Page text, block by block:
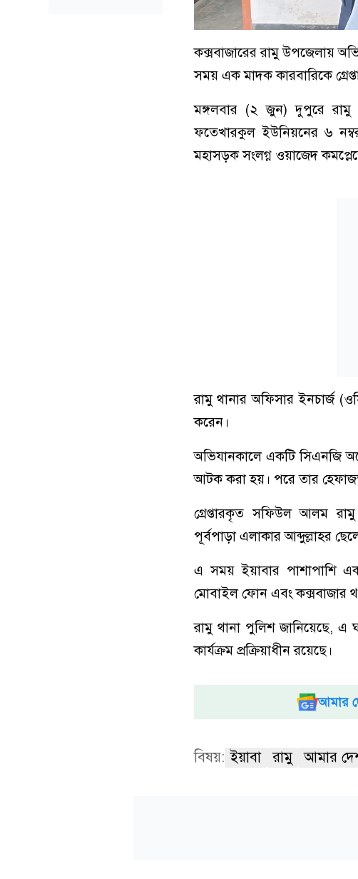
কক্সবাজারের রামু উপজেলায়
সময় এক মাদক কারবারিকে
মঙ্গলবার (২ জুন) দুপুরে রামু
ফতেখারকুল ইউনিয়নের ৬ নম্বর
মহাসড়ক সংলগ্ন ওয়াজেদ
রামু থানার অফিসার ইনচার্জ
করেন।
অভিযানকালে একটি সিএনজি
আটক করা হয়। পরে তার
গ্রেপ্তারকৃত সফিউল আলম রামু
পূর্বপাড়া এলাকার আব্দুল্লাহর
এ সময় ইয়াবার পাশাপাশি
মোবাইল ফোন এবং কক্সবাজার
রামু থানা পুলিশ জানিয়েছে, এ
কার্যক্রম প্রক্রিয়াধীন রয়েছে।
আমার
বিষয়: ইয়াবা রামু আমার